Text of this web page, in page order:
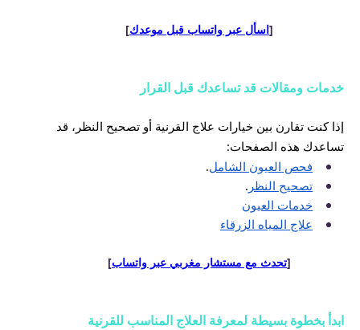
[اسأل عبر واتساب قبل موعدك]
خدمات ومقالات قد تساعدك قبل القرار
إذا كنت تقارن بين خيارات علاج القرنية أو تصحيح النظر، قد
تساعدك هذه الصفحات:
فحص العيون الشامل.
تصحيح النظر .
خدمات العيون
علاج المياه الزرقاء
[تحدث مع مستشار مغربي عبر واتساب]
ابدأ بخطوة بسيطة لمعرفة العلاج المناسب للقرنية